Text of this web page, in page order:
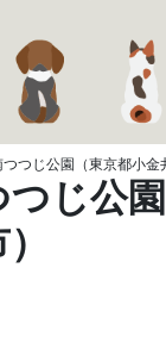
つじ公園（東京都小金
じ公